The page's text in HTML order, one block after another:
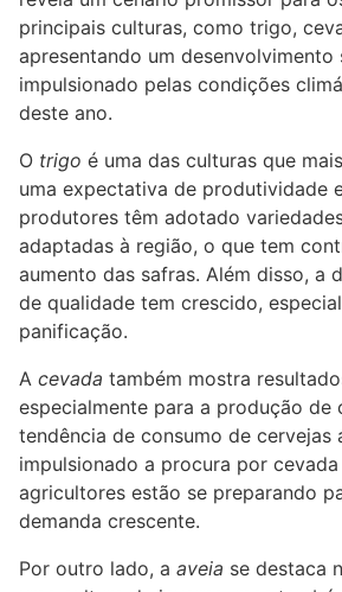
principais culturas, como trigo,
apresentando um desenvolvimento
impulsionado pelas condições
deste ano.
O trigo é uma das culturas que
uma expectativa de produtividade
produtores têm adotado
adaptadas à região, o que tem
aumento das safras. Além disso, a
de qualidade tem crescido,
panificação.
A cevada também mostra
especialmente para a produção de
tendência de consumo de cervejas
impulsionado a procura por
agricultores estão se preparando
demanda crescente.
Por outro lado, a aveia se destaca